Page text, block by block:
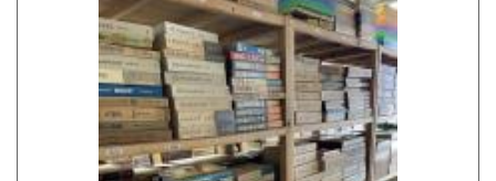
800円 長崎県
800円 大分県
800円 鹿児島県
1,500円